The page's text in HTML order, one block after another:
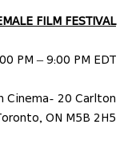
FILM FESTIVAL
PM – 9:00 PM EDT
Cinema- 20 Carlton
ON M5B 2H5